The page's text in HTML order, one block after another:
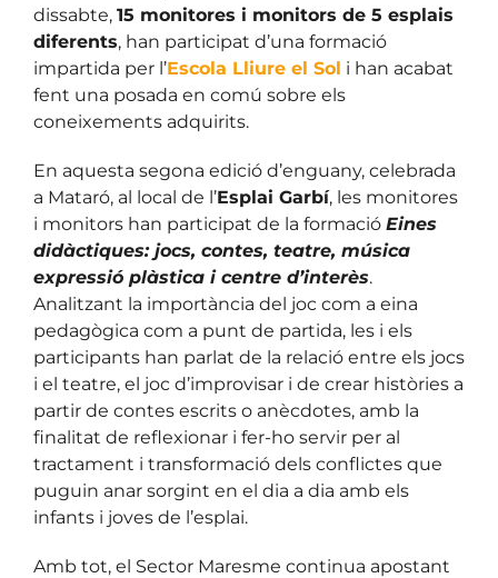
dissabte, 15 monitores i monitors de 5 esplais
diferents, han participat d’una formació
impartida per l’Escola Lliure el Sol i han acabat
fent una posada en comú sobre els
coneixements adquirits.
En aquesta segona edició d’enguany, celebrada
a Mataró, al local de l’Esplai Garbí, les monitores
i monitors han participat de la formació Eines
didàctiques: jocs, contes, teatre, música
expressió plàstica i centre d’interès.
Analitzant la importància del joc com a eina
pedagògica com a punt de partida, les i els
participants han parlat de la relació entre els jocs
i el teatre, el joc d’improvisar i de crear històries a
partir de contes escrits o anècdotes, amb la
finalitat de reflexionar i fer-ho servir per al
tractament i transformació dels conflictes que
puguin anar sorgint en el dia a dia amb els
infants i joves de l’esplai.
Amb tot, el Sector Maresme continua apostant